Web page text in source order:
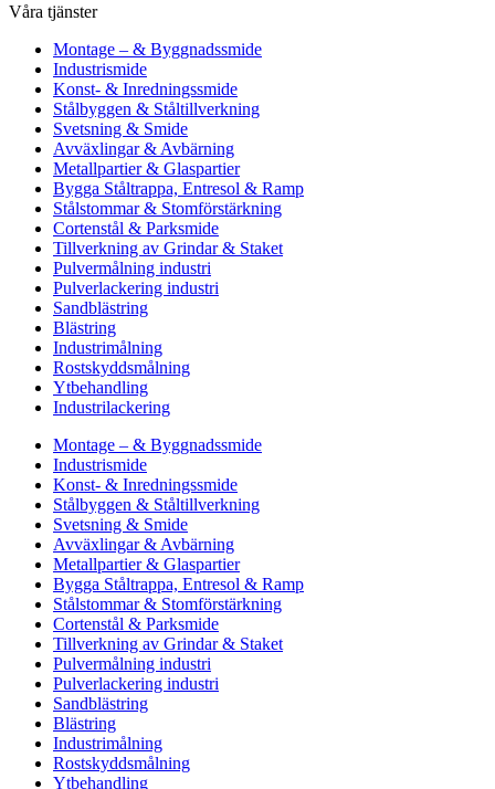
Våra tjänster
Montage – & Byggnadssmide
Industrismide
Konst- & Inredningssmide
Stålbyggen & Ståltillverkning
Svetsning & Smide
Avväxlingar & Avbärning
Metallpartier & Glaspartier
Bygga Ståltrappa, Entresol & Ramp
Stålstommar & Stomförstärkning
Cortenstål & Parksmide
Tillverkning av Grindar & Staket
Pulvermålning industri
Pulverlackering industri
Sandblästring
Blästring
Industrimålning
Rostskyddsmålning
Ytbehandling
Industrilackering
Montage – & Byggnadssmide
Industrismide
Konst- & Inredningssmide
Stålbyggen & Ståltillverkning
Svetsning & Smide
Avväxlingar & Avbärning
Metallpartier & Glaspartier
Bygga Ståltrappa, Entresol & Ramp
Stålstommar & Stomförstärkning
Cortenstål & Parksmide
Tillverkning av Grindar & Staket
Pulvermålning industri
Pulverlackering industri
Sandblästring
Blästring
Industrimålning
Rostskyddsmålning
Ytbehandling